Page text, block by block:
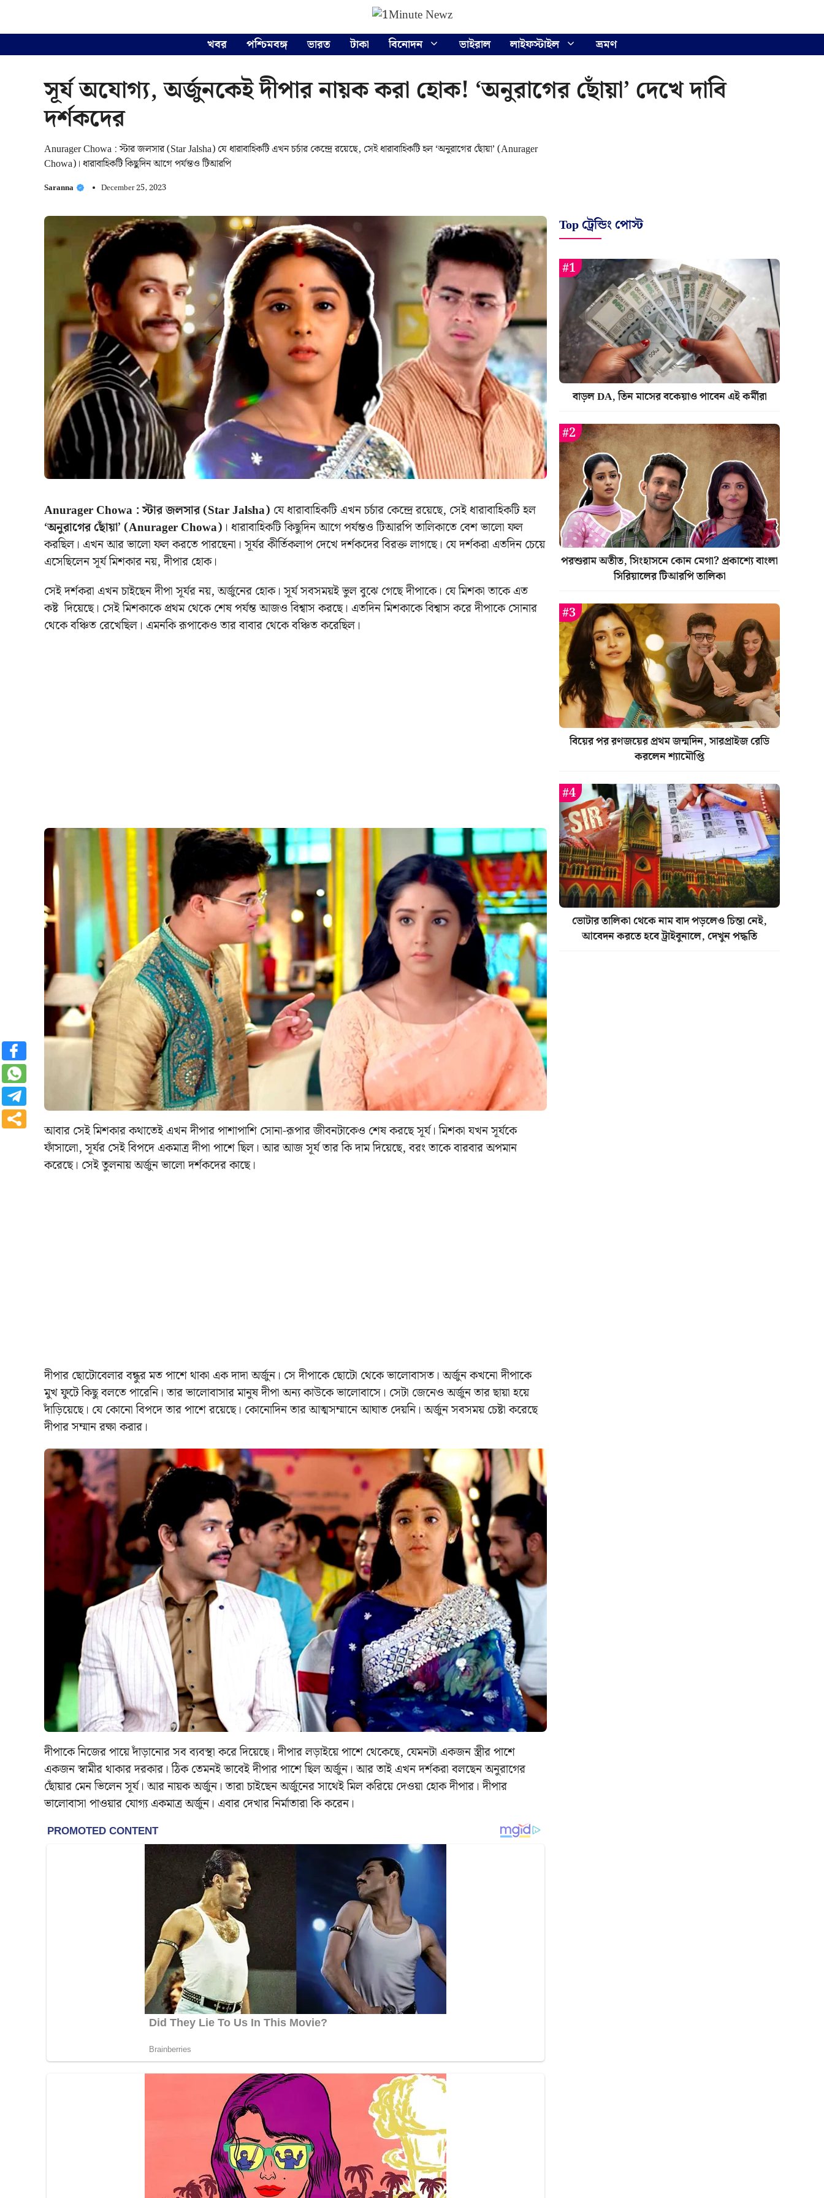
খবর পশ্চিমবঙ্গ ভারত টাকা বিনোদন ভাইরাল লাইফস্টাইল ভ্রমণ
সূর্য অযোগ্য, অর্জুনকেই দীপার নায়ক করা হোক! ‘অনুরাগের ছোঁয়া’ দেখে দাবি
দর্শকদের
Anurager Chowa : স্টার জলসার (Star Jalsha) যে ধারাবাহিকটি এখন চর্চার কেন্দ্রে রয়েছে, সেই ধারাবাহিকটি হল ‘অনুরাগের ছোঁয়া’ (Anurager
Chowa)। ধারাবাহিকটি কিছুদিন আগে পর্যন্তও টিআরপি
Saranna December 25, 2023
Anurager Chowa : স্টার জলসার (Star Jalsha) যে ধারাবাহিকটি এখন চর্চার কেন্দ্রে রয়েছে, সেই ধারাবাহিকটি হল
‘অনুরাগের ছোঁয়া’ (Anurager Chowa) । ধারাবাহিকটি কিছুদিন আগে পর্যন্তও টিআরপি তালিকাতে বেশ ভালো ফল
করছিল। এখন আর ভালো ফল করতে পারছেনা। সূর্যর কীর্তিকলাপ দেখে দর্শকদের বিরক্ত লাগছে। যে দর্শকরা এতদিন চেয়ে
এসেছিলেন সূর্য মিশকার নয়, দীপার হোক।
সেই দর্শকরা এখন চাইছেন দীপা সূর্যর নয়, অর্জুনের হোক। সূর্য সবসময়ই ভুল বুঝে গেছে দীপাকে। যে মিশকা তাকে এত
কষ্ট দিয়েছে। সেই মিশকাকে প্রথম থেকে শেষ পর্যন্ত আজও বিশ্বাস করছে। এতদিন মিশকাকে বিশ্বাস করে দীপাকে সোনার
থেকে বঞ্চিত রেখেছিল। এমনকি রূপাকেও তার বাবার থেকে বঞ্চিত করেছিল।
আবার সেই মিশকার কথাতেই এখন দীপার পাশাপাশি সোনা-রূপার জীবনটাকেও শেষ করছে সূর্য। মিশকা যখন সূর্যকে
ফাঁসালো, সূর্যর সেই বিপদে একমাত্র দীপা পাশে ছিল। আর আজ সূর্য তার কি দাম দিয়েছে, বরং তাকে বারবার অপমান
করেছে। সেই তুলনায় অর্জুন ভালো দর্শকদের কাছে।
দীপার ছোটোবেলার বন্ধুর মত পাশে থাকা এক দাদা অর্জুন। সে দীপাকে ছোটো থেকে ভালোবাসত। অর্জুন কখনো দীপাকে
মুখ ফুটে কিছু বলতে পারেনি। তার ভালোবাসার মানুষ দীপা অন্য কাউকে ভালোবাসে। সেটা জেনেও অর্জুন তার ছায়া হয়ে
দাঁড়িয়েছে। যে কোনো বিপদে তার পাশে রয়েছে। কোনোদিন তার আত্মসম্মানে আঘাত দেয়নি। অর্জুন সবসময় চেষ্টা করেছে
দীপার সম্মান রক্ষা করার।
দীপাকে নিজের পায়ে দাঁড়ানোর সব ব্যবস্থা করে দিয়েছে। দীপার লড়াইয়ে পাশে থেকেছে, যেমনটা একজন স্ত্রীর পাশে
একজন স্বামীর থাকার দরকার। ঠিক তেমনই ভাবেই দীপার পাশে ছিল অর্জুন। আর তাই এখন দর্শকরা বলছেন অনুরাগের
ছোঁয়ার মেন ভিলেন সূর্য। আর নায়ক অর্জুন। তারা চাইছেন অর্জুনের সাথেই মিল করিয়ে দেওয়া হোক দীপার। দীপার
ভালোবাসা পাওয়ার যোগ্য একমাত্র অর্জুন। এবার দেখার নির্মাতারা কি করেন।
Top ট্রেন্ডিং পোস্ট
বাড়ল DA, তিন মাসের বকেয়াও পাবেন এই কর্মীরা
পরশুরাম অতীত, সিংহাসনে কোন মেগা? প্রকাশ্যে বাংলা
সিরিয়ালের টিআরপি তালিকা
বিয়ের পর রণজয়ের প্রথম জন্মদিন, সারপ্রাইজ রেডি
করলেন শ্যামৌপ্তি
ভোটার তালিকা থেকে নাম বাদ পড়লেও চিন্তা নেই,
আবেদন করতে হবে ট্রাইবুনালে, দেখুন পদ্ধতি